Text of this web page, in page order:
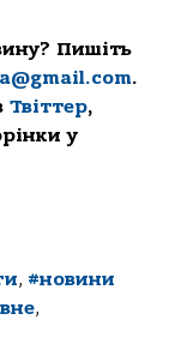
Пишіть
.
Твіттер,
у
, #новини
,